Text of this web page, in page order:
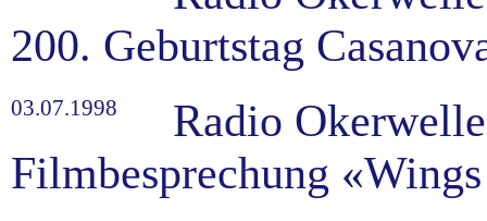
200. Geburtstag
03.07.1998
Radio
Filmbesprechung